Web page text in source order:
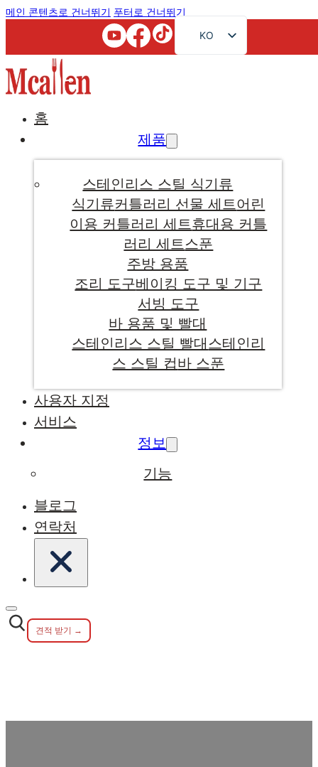
메인 콘텐츠로 건너뛰기 푸터로 건너뛰기
KO
EN
DE
ES
PT
홈
제품
스테인리스 스틸 식기류
식기류커틀러리 선물 세트어린
이용 커틀러리 세트휴대용 커틀
러리 세트스푼
주방 용품
조리 도구베이킹 도구 및 기구
서빙 도구
바 용품 및 빨대
스테인리스 스틸 빨대 스테인리
스 스틸 컵바 스푼
사용자 지정
서비스
정보
기능
블로그
연락처
견적 받기 →